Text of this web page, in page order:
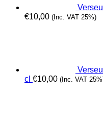
€10,00 (Inc. VAT 25%)
cl €10,00 (Inc. VAT